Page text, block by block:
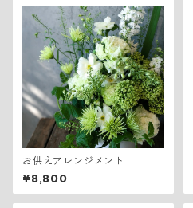
お供えアレンジメント
¥8,800